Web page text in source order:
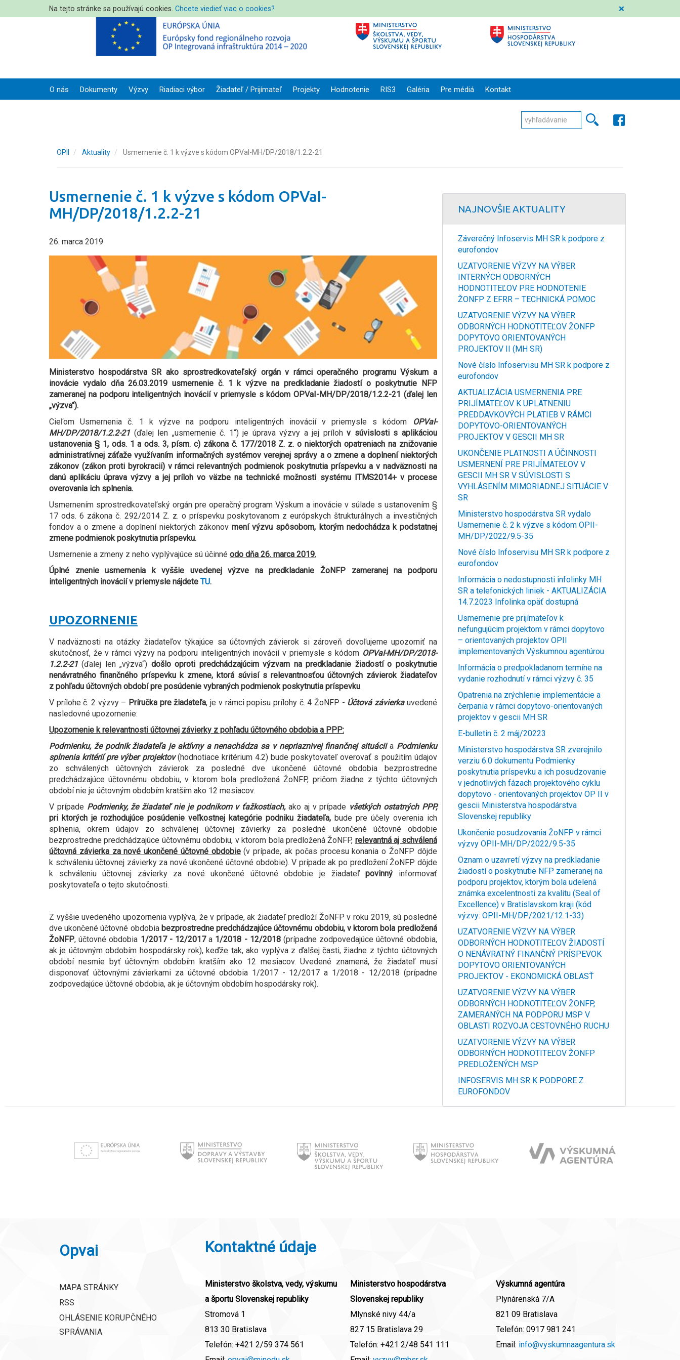
Na tejto stránke sa používajú cookies. Chcete viedieť viac o cookies? ❌
O nás Dokumenty Výzvy Riadiaci výbor Žiadateľ / Prijímateľ Projekty Hodnotenie RIS3 Galéria Pre médiá Kontakt
OPII Aktuality Usmernenie č. 1 k výzve s kódom OPVaI-MH/DP/2018/1.2.2-21
Usmernenie č. 1 k výzve s kódom OPVaI-
MH/DP/2018/1.2.2-21
26. marca 2019
Ministerstvo hospodárstva SR ako sprostredkovateľský orgán v rámci operačného programu Výskum a
inovácie vydalo dňa 26.03.2019 usmernenie č. 1 k výzve na predkladanie žiadostí o poskytnutie NFP
zameranej na podporu inteligentných inovácií v priemysle s kódom OPVaI-MH/DP/2018/1.2.2-21 (ďalej len
„výzva“).
Cieľom Usmernenia č. 1 k výzve na podporu inteligentných inovácií v priemysle s kódom
OPVaI-
MH/DP/2018/1.2.2-21(ďalej len „usmernenie č. 1“) je úprava výzvy a jej prílohv súvislosti s aplikáciou
ustanovenia § 1, ods. 1 a ods. 3, písm. c) zákona č. 177/2018 Z. z. o niektorých opatreniach na znižovanie
administratívnej záťaže využívaním informačných systémov verejnej správy a o zmene a doplnení niektorých
zákonov (zákon proti byrokracii) v rámci relevantných podmienok poskytnutia príspevku a v nadväznosti na
danú aplikáciu úprava výzvy a jej príloh vo väzbe na technické možnosti systému ITMS2014+ v procese
overovania ich splnenia.
Usmernením sprostredkovateľský orgán pre operačný program Výskum a inovácie v súlade s ustanovením §
17 ods. 6 zákona č. 292/2014 Z. z. o príspevku poskytovanom z európskych štrukturálnych a investičných
fondov a o zmene a doplnení niektorých zákonovmení výzvu spôsobom, ktorým nedochádza k podstatnej
zmene podmienok poskytnutia príspevku.
Usmernenie a zmeny z neho vyplývajúce sú účinné odo dňa 26. marca 2019.
Úplné znenie usmernenia k vyššie uvedenej výzve na predkladanie ŽoNFP zameranej na podporu
inteligentných inovácií v priemysle nájdete TU.
UPOZORNENIE
V nadväznosti na otázky žiadateľov týkajúce sa účtovných závierok si zároveň dovoľujeme upozorniť na
skutočnosť, že v rámci výzvy na podporu inteligentných inovácií v priemysle s kódom OPVaI-MH/DP/2018-
1.2.2-21(ďalej len „výzva“) došlo oproti predchádzajúcim výzvam na predkladanie žiadostí o poskytnutie
nenávratného finančného príspevku k zmene, ktorá súvisí s relevantnosťou účtovných závierok žiadateľov
z pohľadu účtovných období pre posúdenie vybraných podmienok poskytnutia príspevku.
V prílohe č. 2 výzvy – Príručka pre žiadateľa, je v rámci popisu prílohy č. 4 ŽoNFP - Účtová závierkauvedené
nasledovné upozornenie:
Upozornenie k relevantnosti účtovnej závierky z pohľadu účtovného obdobia a PPP:
Podmienku, že podnik žiadateľa je aktívny a nenachádza sa v nepriaznivej finančnej situáciia Podmienku
splnenia kritérií pre výber projektov(hodnotiace kritérium 4.2) bude poskytovateľ overovať s použitím údajov
zo schválených účtovných závierok za posledné dve ukončené účtovné obdobia bezprostredne
predchádzajúce účtovnému obdobiu, v ktorom bola predložená ŽoNFP, pričom žiadne z týchto účtovných
období nie je účtovným obdobím kratším ako 12 mesiacov.
V prípade Podmienky, že žiadateľ nie je podnikom v ťažkostiach, ako aj v prípade všetkých ostatných PPP,
pri ktorých je rozhodujúce posúdenie veľkostnej kategórie podniku žiadateľa, bude pre účely overenia ich
splnenia, okrem údajov zo schválenej účtovnej závierky za posledné ukončené účtovné obdobie
bezprostredne predchádzajúce účtovnému obdobiu, v ktorom bola predložená ŽoNFP, relevantná aj schválená
účtovná závierka za nové ukončené účtovné obdobie(v prípade, ak počas procesu konania o ŽoNFP dôjde
k schváleniu účtovnej závierky za nové ukončené účtovné obdobie). V prípade ak po predložení ŽoNFP dôjde
k schváleniu účtovnej závierky za nové ukončené účtovné obdobie je žiadateľpovinný informovať
poskytovateľa o tejto skutočnosti.
Z vyššie uvedeného upozornenia vyplýva, že v prípade, ak žiadateľ predloží ŽoNFP v roku 2019, sú posledné
dve ukončené účtovné obdobia bezprostredne predchádzajúce účtovnému obdobiu, v ktorom bola predložená
ŽoNFP, účtovné obdobia 1/2017 - 12/2017a 1/2018 - 12/2018(prípadne zodpovedajúce účtovné obdobia,
ak je účtovným obdobím hospodársky rok), keďže tak, ako vyplýva z ďalšej časti, žiadne z týchto účtovných
období nesmie byť účtovným obdobím kratším ako 12 mesiacov. Uvedené znamená, že žiadateľ musí
disponovať účtovnými závierkami za účtovné obdobia 1/2017 - 12/2017 a 1/2018 - 12/2018 (prípadne
zodpovedajúce účtovné obdobia, ak je účtovným obdobím hospodársky rok).
NAJNOVŠIE AKTUALITY
Záverečný Infoservis MH SR k podpore z
eurofondov
UZATVORENIE VÝZVY NA VÝBER
INTERNÝCH ODBORNÝCH
HODNOTITEĽOV PRE HODNOTENIE
ŽONFP Z EFRR – TECHNICKÁ POMOC
UZATVORENIE VÝZVY NA VÝBER
ODBORNÝCH HODNOTITEĽOV ŽONFP
DOPYTOVO ORIENTOVANÝCH
PROJEKTOV II (MH SR)
Nové číslo Infoservisu MH SR k podpore z
eurofondov
AKTUALIZÁCIA USMERNENIA PRE
PRIJÍMATEĽOV K UPLATNENIU
PREDDAVKOVÝCH PLATIEB V RÁMCI
DOPYTOVO-ORIENTOVANÝCH
PROJEKTOV V GESCII MH SR
UKONČENIE PLATNOSTI A ÚČINNOSTI
USMERNENÍ PRE PRIJÍMATEĽOV V
GESCII MH SR V SÚVISLOSTI S
VYHLÁSENÍM MIMORIADNEJ SITUÁCIE V
SR
Ministerstvo hospodárstva SR vydalo
Usmernenie č. 2 k výzve s kódom OPII-
MH/DP/2022/9.5-35
Nové číslo Infoservisu MH SR k podpore z
eurofondov
Informácia o nedostupnosti infolinky MH
SR a telefonických liniek - AKTUALIZÁCIA
14.7.2023 Infolinka opäť dostupná
Usmernenie pre prijímateľov k
nefungujúcim projektom v rámci dopytovo
– orientovaných projektov OPII
implementovaných Výskumnou agentúrou
Informácia o predpokladanom termíne na
vydanie rozhodnutí v rámci výzvy č. 35
Opatrenia na zrýchlenie implementácie a
čerpania v rámci dopytovo-orientovaných
projektov v gescii MH SR
E-bulletin č. 2 máj/20223
Ministerstvo hospodárstva SR zverejnilo
verziu 6.0 dokumentu Podmienky
poskytnutia príspevku a ich posudzovanie
v jednotlivých fázach projektového cyklu
dopytovo - orientovaných projektov OP II v
gescii Ministerstva hospodárstva
Slovenskej republiky
Ukončenie posudzovania ŽoNFP v rámci
výzvy OPII-MH/DP/2022/9.5-35
Oznam o uzavretí výzvy na predkladanie
žiadostí o poskytnutie NFP zameranej na
podporu projektov, ktorým bola udelená
známka excelentnosti za kvalitu (Seal of
Excellence) v Bratislavskom kraji (kód
výzvy: OPII-MH/DP/2021/12.1-33)
UZATVORENIE VÝZVY NA VÝBER
ODBORNÝCH HODNOTITEĽOV ŽIADOSTÍ
O NENÁVRATNÝ FINANČNÝ PRÍSPEVOK
DOPYTOVO ORIENTOVANÝCH
PROJEKTOV - EKONOMICKÁ OBLASŤ
UZATVORENIE VÝZVY NA VÝBER
ODBORNÝCH HODNOTITEĽOV ŽONFP,
ZAMERANÝCH NA PODPORU MSP V
OBLASTI ROZVOJA CESTOVNÉHO RUCHU
UZATVORENIE VÝZVY NA VÝBER
ODBORNÝCH HODNOTITEĽOV ŽONFP
PREDLOŽENÝCH MSP
INFOSERVIS MH SR K PODPORE Z
EUROFONDOV
Opvai
MAPA STRÁNKY
RSS
OHLÁSENIE KORUPČNÉHO
SPRÁVANIA
Kontaktné údaje
Ministerstvo školstva, vedy, výskumu
a športu Slovenskej republiky
Stromová 1
813 30 Bratislava
Telefón: +421 2/59 374 561
Ministerstvo hospodárstva
Slovenskej republiky
Mlynské nivy 44/a
827 15 Bratislava 29
Telefón: +421 2/48 541 111
Výskumná agentúra
Plynárenská 7/A
821 09 Bratislava
Telefón: 0917 981 241
Email: info@vyskumnaagentura.sk